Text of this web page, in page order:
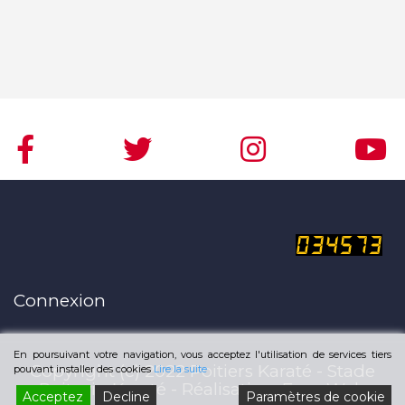
Connexion
Copyright (c) 2022Poitiers Karaté - Stade
Poitevin Karaté
- Réalisation:Easy-Web
En poursuivant votre navigation, vous acceptez l'utilisation de services tiers
pouvant installer des cookies Lire la suite
Acceptez Decline Paramètres de cookie